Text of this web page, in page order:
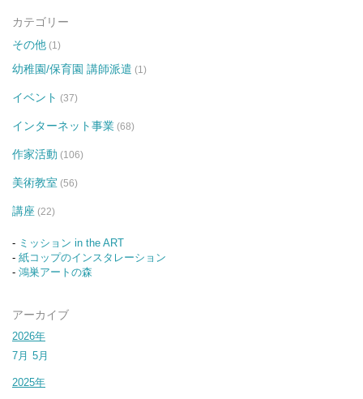
カテゴリー
その他 (1)
幼稚園/保育園 講師派遣 (1)
イベント (37)
インターネット事業 (68)
作家活動 (106)
美術教室 (56)
講座 (22)
- ミッション in the ART
- 紙コップのインスタレーション
- 鴻巣アートの森
アーカイブ
2026年
7月 5月
2025年